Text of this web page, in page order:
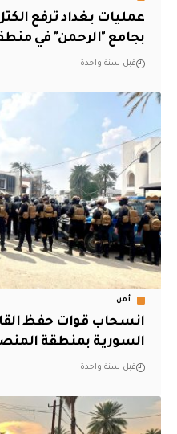
عمليات بغداد ترفع
بجامع "الرحمن" في
قبل سنة واحدة
أمن
انسحاب قوات حفظ
السورية بمنطقة
قبل سنة واحدة